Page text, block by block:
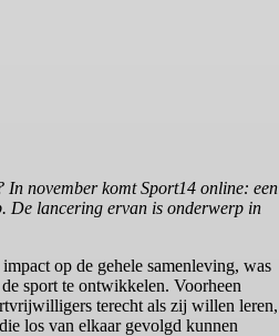
In november komt Sport14 online: een
De lancering ervan is onderwerp in
op de gehele samenleving, was
sport te ontwikkelen. Voorheen
terecht als zij willen leren,
los van elkaar gevolgd kunnen